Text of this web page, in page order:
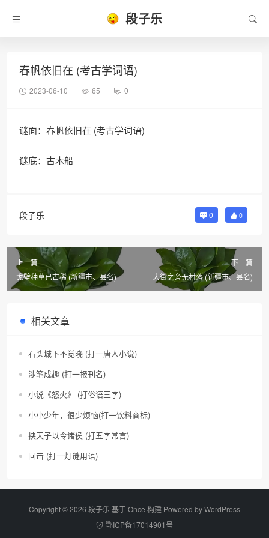
段子乐
春帆依旧在 (考古学词语)
2023-06-10 65 0
谜面：春帆依旧在 (考古学词语)
谜底：古木船
段子乐 0 0
上一篇
戈壁种草已古稀 (新疆市、县名)
下一篇
大街之旁无村落 (新疆市、县名)
相关文章
石头城下不觉晓 (打一唐人小说)
涉笔成趣 (打一报刊名)
小说《怒火》 (打俗语三字)
小小少年，很少烦恼(打一饮料商标)
挟天子以令诸侯 (打五字常言)
回击 (打一灯谜用语)
Copyright © 2026 段子乐 基于 Once 构建 Powered byWordPress
鄂ICP备17014901号